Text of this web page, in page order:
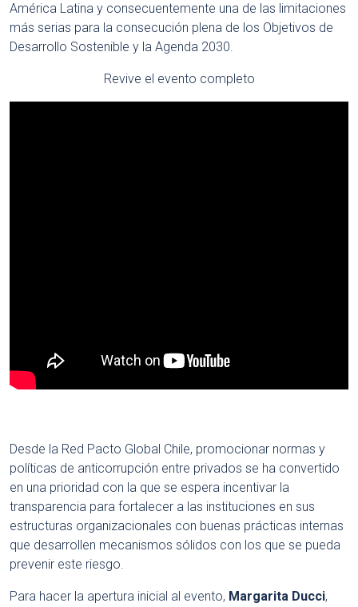
América Latina y consecuentemente una de las limitaciones
más serias para la consecución plena de los Objetivos de
Desarrollo Sostenible y la Agenda 2030.
Revive el evento completo
Desde la Red Pacto Global Chile, promocionar normas y
políticas de anticorrupción entre privados se ha convertido
en una prioridad con la que se espera incentivar la
transparencia para fortalecer a las instituciones en sus
estructuras organizacionales con buenas prácticas internas
que desarrollen mecanismos sólidos con los que se pueda
prevenir este riesgo.
Para hacer la apertura inicial al evento, Margarita Ducci,